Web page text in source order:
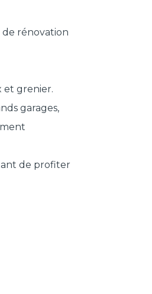
rénovation
et grenier.
garages,
de profiter